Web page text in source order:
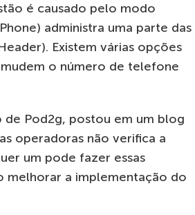
é causado pelo modo
administra uma parte das
Existem várias opções
o número de telefone
Pod2g, postou em um blog
operadoras não verifica a
um pode fazer essas
melhorar a implementação do